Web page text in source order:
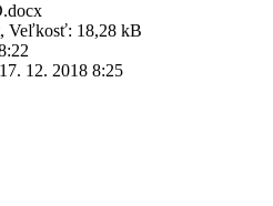
Veľkosť: 18,28 kB
17. 12. 2018 8:25